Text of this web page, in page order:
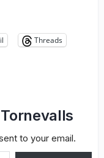
Threads
to your email.